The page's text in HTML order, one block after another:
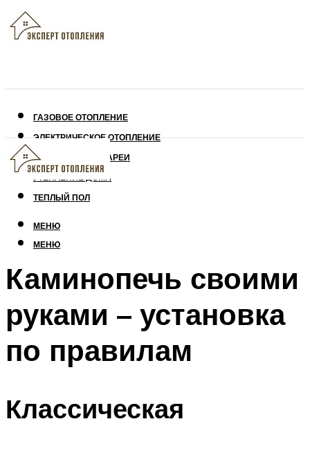
ГАЗОВОЕ ОТОПЛЕНИЕ
ЭЛЕКТРИЧЕСКОЕ ОТОПЛЕНИЕ
СОЛНЕЧНЫЕ БАТАРЕИ
УТЕПЛЕНИЕ ДОМА
ТЕПЛЫЙ ПОЛ
МЕНЮ
МЕНЮ
Каминопечь своими
руками – установка
по правилам
Классическая